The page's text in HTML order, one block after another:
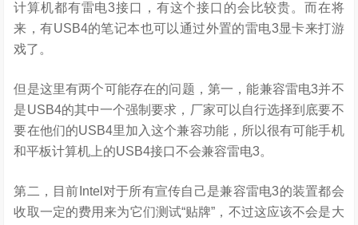
计算机都有雷电3接口，有这个接口的会比较贵。而在将
来，有USB4的笔记本也可以通过外置的雷电3显卡来打游
戏了。
但是这里有两个可能存在的问题，第一，能兼容雷电3并不
是USB4的其中一个强制要求，厂家可以自行选择到底要不
要在他们的USB4里加入这个兼容功能，所以很有可能手机
和平板计算机上的USB4接口不会兼容雷电3。
第二，目前Intel对于所有宣传自己是兼容雷电3的装置都会
收取一定的费用来为它们测试“贴牌”，不过这应该不会是大